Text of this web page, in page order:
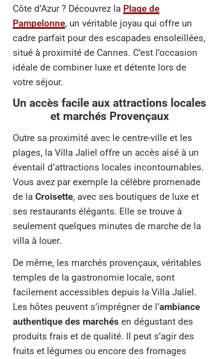
Côte d’Azur ? Découvrez la Plage de
Pampelonne, un véritable joyau qui offre un
cadre parfait pour des escapades ensoleillées,
situé à proximité de Cannes. C’est l’occasion
idéale de combiner luxe et détente lors de
votre séjour.
Un accès facile aux attractions locales
et marchés Provençaux
Outre sa proximité avec le centre-ville et les
plages, la Villa Jaliel offre un accès aisé à un
éventail d’attractions locales incontournables.
Vous avez par exemple la célèbre promenade
de la Croisette, avec ses boutiques de luxe et
ses restaurants élégants. Elle se trouve à
seulement quelques minutes de marche de la
villa à louer.
De même, les marchés provençaux, véritables
temples de la gastronomie locale, sont
facilement accessibles depuis la Villa Jaliel.
Les hôtes peuvent s’imprégner de l’ambiance
authentique des marchés en dégustant des
produits frais et de qualité. Il peut s’agir des
fruits et légumes ou encore des fromages